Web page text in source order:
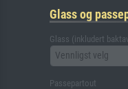
Glass og
Glass (inkludert
Vennligst velg
Passepartout